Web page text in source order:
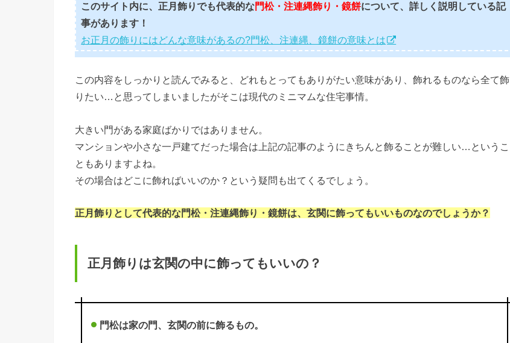
このサイト内に、正月飾りでも代表的な門松・注連縄飾り・鏡餅について、詳しく説明している記
事があります！
お正月の飾りにはどんな意味があるの?門松、注連縄、鏡餅の意味とは
この内容をしっかりと読んでみると、どれもとってもありがたい意味があり、飾れるものなら全て飾
りたい…と思ってしまいましたがそこは現代のミニマムな住宅事情。
大きい門がある家庭ばかりではありません。
マンションや小さな一戸建てだった場合は上記の記事のようにきちんと飾ることが難しい…というこ
ともありますよね。
その場合はどこに飾ればいいのか？という疑問も出てくるでしょう。
正月飾りとして代表的な門松・注連縄飾り・鏡餅は、玄関に飾ってもいいものなのでしょうか？
正月飾りは玄関の中に飾ってもいいの？
門松は家の門、玄関の前に飾るもの。